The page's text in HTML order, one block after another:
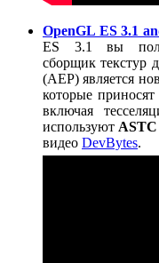
OpenGL ES 3.1
ES 3.1 вы
сборщик текстур
(AEP) является
которые
включая
используют ASTC
видео DevBytes.